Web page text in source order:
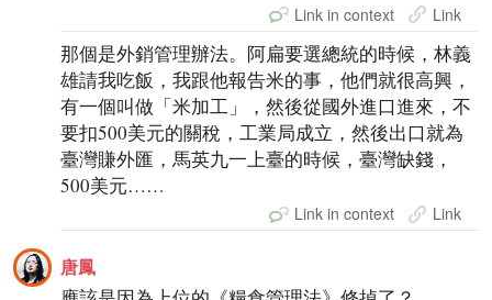
Link in context Link
那個是外銷管理辦法。阿扁要選總統的時候，林義
雄請我吃飯，我跟他報告米的事，他們就很高興，
有一個叫做「米加工」，然後從國外進口進來，不
要扣500美元的關稅，工業局成立，然後出口就為
臺灣賺外匯，馬英九一上臺的時候，臺灣缺錢，
500美元……
Link in context Link
唐鳳